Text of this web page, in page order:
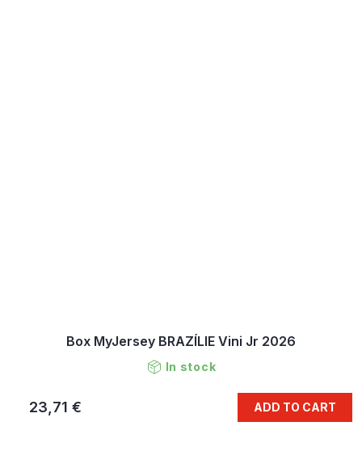
Box MyJersey BRAZÍLIE Vini Jr 2026
In stock
23,71 € ADD TO CART